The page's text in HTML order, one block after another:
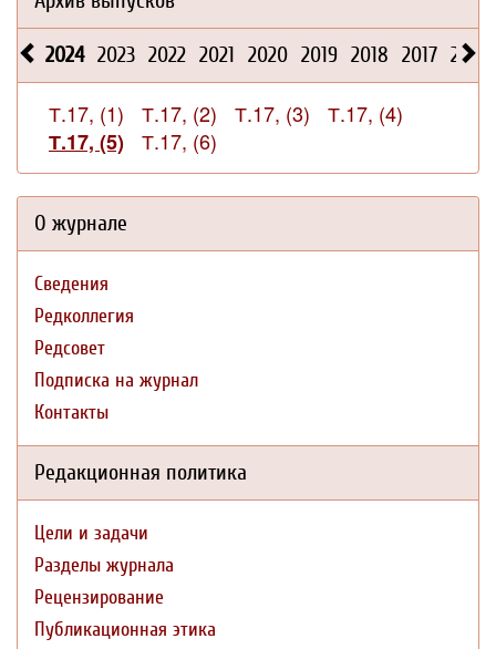
2024 2023 2022 2021 2020 2019 2018 2017 2016
Т.17, (1) Т.17, (2) Т.17, (3)
Т.17, (4)
Т.17, (5)
Т.17, (6)
О журнале
Сведения
Редколлегия
Редсовет
Подписка на журнал
Контакты
Редакционная политика
Цели и задачи
Разделы журнала
Рецензирование
Публикационная этика